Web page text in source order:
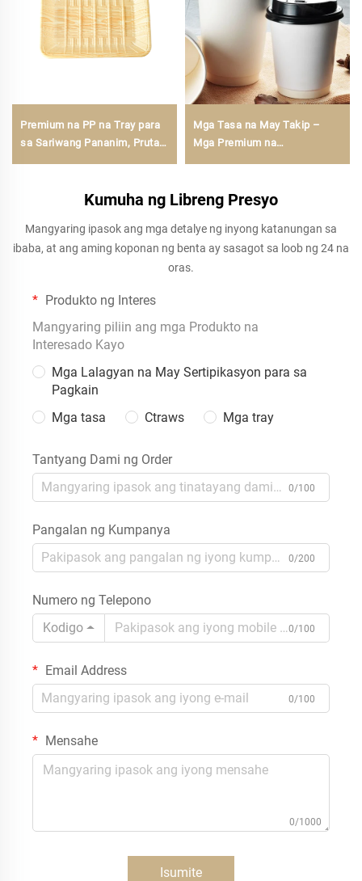
Premium na PP na Tray para
sa Sariwang Pananim, Prutas,
Mga Tasa na May Takip –
Mga Premium na
Kumuha ng Libreng Presyo
Mangyaring ipasok ang mga detalye ng inyong katanungan sa
ibaba, at ang aming koponan ng benta ay sasagot sa loob ng 24 na
oras.
Produkto ng Interes
Mangyaring piliin ang mga Produkto na
Interesado Kayo
Mga Lalagyan na May Sertipikasyon para sa
Pagkain
Mga tasa
Ctraws Mga tray
Tantyang Dami ng Order
0/100
Pangalan ng Kumpanya
0/200
Numero ng Telepono
Kodigo
0/100
Email Address
0/100
Mensahe
0/1000
Isumite